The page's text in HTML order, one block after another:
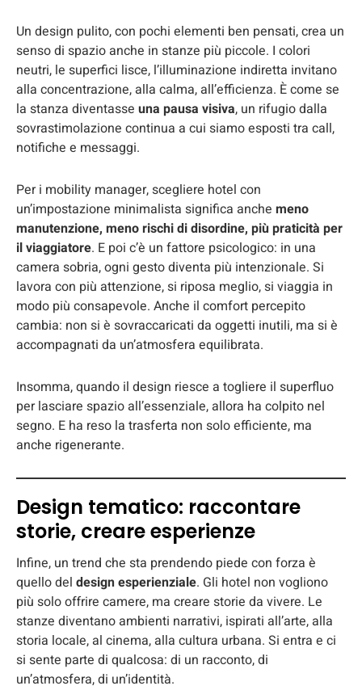
Un design pulito, con pochi elementi ben pensati, crea un
senso di spazio anche in stanze più piccole. I colori
neutri, le superfici lisce, l’illuminazione indiretta invitano
alla concentrazione, alla calma, all’efficienza. È come se
la stanza diventasse una pausa visiva, un rifugio dalla
sovrastimolazione continua a cui siamo esposti tra call,
notifiche e messaggi.
Per i mobility manager, scegliere hotel con
un’impostazione minimalista significa anche meno
manutenzione, meno rischi di disordine, più praticità per
il viaggiatore. E poi c’è un fattore psicologico: in una
camera sobria, ogni gesto diventa più intenzionale. Si
lavora con più attenzione, si riposa meglio, si viaggia in
modo più consapevole. Anche il comfort percepito
cambia: non si è sovraccaricati da oggetti inutili, ma si è
accompagnati da un’atmosfera equilibrata.
Insomma, quando il design riesce a togliere il superfluo
per lasciare spazio all’essenziale, allora ha colpito nel
segno. E ha reso la trasferta non solo efficiente, ma
anche rigenerante.
Design tematico: raccontare
storie, creare esperienze
Infine, un trend che sta prendendo piede con forza è
quello del design esperienziale. Gli hotel non vogliono
più solo offrire camere, ma creare storie da vivere. Le
stanze diventano ambienti narrativi, ispirati all’arte, alla
storia locale, al cinema, alla cultura urbana. Si entra e ci
si sente parte di qualcosa: di un racconto, di
un’atmosfera, di un’identità.